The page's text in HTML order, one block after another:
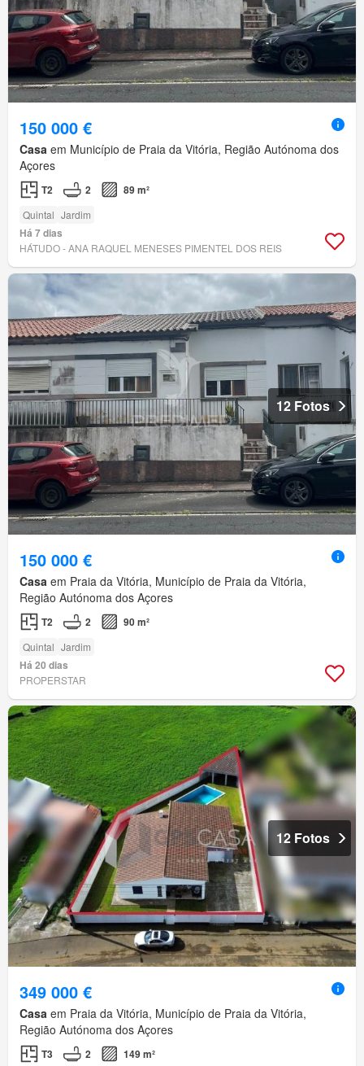
150 000 €
Casa em Município de Praia da Vitória, Região Autónoma dos
Açores
T2 2 89 m²
Quintal Jardim
Há 7 dias
HÁTUDO - ANA RAQUEL MENESES PIMENTEL DOS REIS
12 Fotos
150 000 €
Casa em Praia da Vitória, Município de Praia da Vitória,
Região Autónoma dos Açores
T2 2 90 m²
Quintal Jardim
Há 20 dias
PROPERSTAR
12 Fotos
349 000 €
Casa em Praia da Vitória, Município de Praia da Vitória,
Região Autónoma dos Açores
T3 2 149 m²